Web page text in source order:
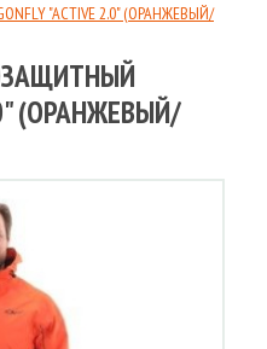
"ACTIVE 2.0" (ОРАНЖЕВЫЙ/
(ОРАНЖЕВЫЙ/